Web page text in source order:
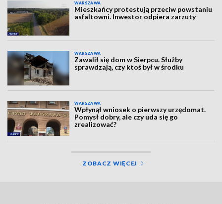
WARSZAWA
Mieszkańcy protestują przeciw powstaniu
asfaltowni. Inwestor odpiera zarzuty
WARSZAWA
Zawalił się dom w Sierpcu. Służby
sprawdzają, czy ktoś był w środku
WARSZAWA
Wpłynął wniosek o pierwszy urzędomat.
Pomysł dobry, ale czy uda się go
zrealizować?
ZOBACZ WIĘCEJ